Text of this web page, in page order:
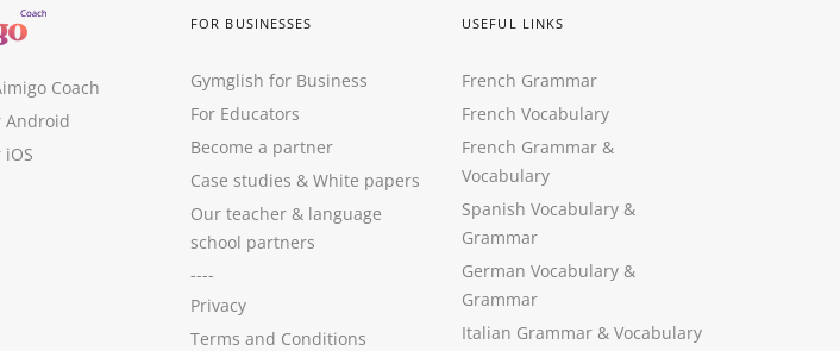
Coach
Android
FOR BUSINESSES
Gymglish for Business
For Educators
Become a partner
Case studies & White papers
Our teacher & language
school partners
----
Privacy
Terms and Conditions
USEFUL LINKS
French Grammar
French Vocabulary
French Grammar &
Vocabulary
Spanish Vocabulary &
Grammar
German Vocabulary &
Grammar
Italian Grammar & Vocabulary